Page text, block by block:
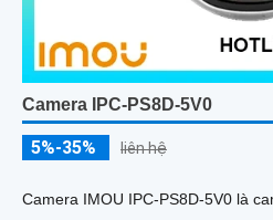
Camera IPC-PS8D-5V0
5%-35% liên hệ
Camera IMOU IPC-PS8D-5V0 là